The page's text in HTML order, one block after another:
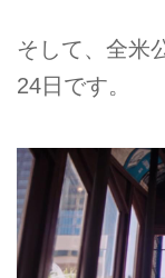
そして、全米
24日です。